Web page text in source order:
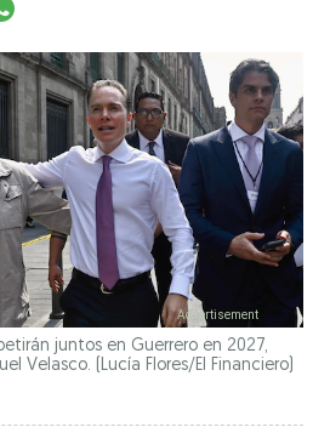
mediante Email
actual mediante Facebook
artículo actual mediante Twitter
el artículo actual mediante LinkedIn
el artículo actual mediante
juntos en Guerrero en 2027,
Velasco.
(Lucía Flores/El Financiero)